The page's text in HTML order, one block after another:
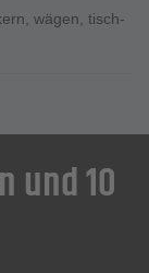
, wägen, tisch-
und 10